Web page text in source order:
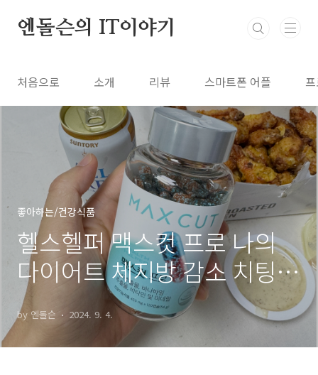
엔돌슨의 IT이야기
처음으로 소개 리뷰 스마트폰 어플
좋아하는/건강식품
헬스헬퍼 맥스컷 프로 나의
다이어트 체지방 감소 치팅데
이 효과
by 엔돌슨 2024. 9. 4.